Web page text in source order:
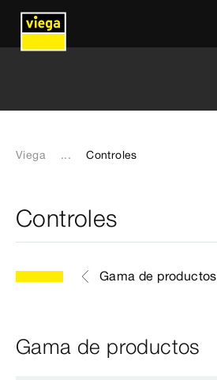
Viega ... Controles
Controles
Gama de productos
Gama de productos